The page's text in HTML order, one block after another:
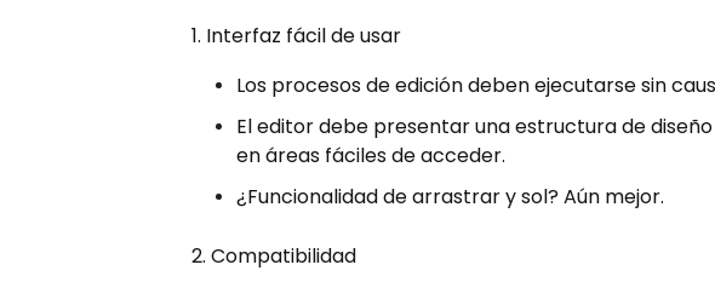
1. Interfaz fácil de usar
Los procesos de edición deben ejecutarse sin
El editor debe presentar una estructura de
en áreas fáciles de acceder.
¿Funcionalidad de arrastrar y sol? Aún mejor.
2. Compatibilidad